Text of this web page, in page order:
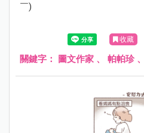
￣)
收藏
關鍵字： 圖文作家 、 帕帕珍、